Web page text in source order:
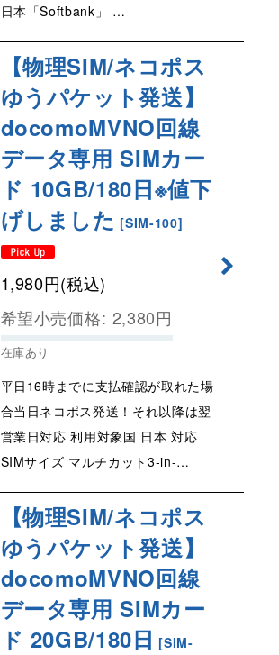
日本「Softbank」 …
【物理SIM/ネコポス
ゆうパケット発送】
docomoMVNO回線
データ専用 SIMカー
ド 10GB/180日※値下
げしました [SIM-100]
1,980円(税込)
希望小売価格: 2,380円
在庫あり
平日16時までに支払確認が取れた場
合当日ネコポス発送！それ以降は翌
営業日対応 利用対象国 日本 対応
SIMサイズ マルチカット3-in-…
【物理SIM/ネコポス
ゆうパケット発送】
docomoMVNO回線
データ専用 SIMカー
ド 20GB/180日 [SIM-